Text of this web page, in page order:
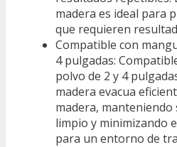
madera es ideal para
que requieren
Compatible con
4 pulgadas:
polvo de 2 y 4
madera evacua
madera,
limpio y minimizando
para un entorno de